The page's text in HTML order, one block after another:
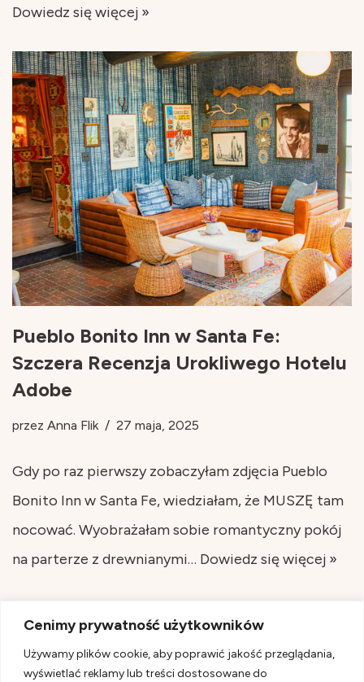
Cenimy prywatność użytkowników
Używamy plików cookie, aby poprawić jakość przeglądania,
wyświetlać reklamy lub treści dostosowane do
Dowiedz się więcej »
Pueblo Bonito Inn w Santa Fe:
Szczera Recenzja Urokliwego Hotelu
Adobe
przez Anna Flik 27 maja, 2025
Gdy po raz pierwszy zobaczyłam zdjęcia Pueblo
Bonito Inn w Santa Fe, wiedziałam, że MUSZĘ tam
nocować. Wyobrażałam sobie romantyczny pokój
na parterze z drewnianymi… Dowiedz się więcej »